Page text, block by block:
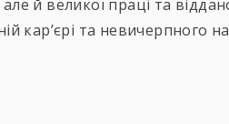
й великої праці та
кар’єрі та невичерпного